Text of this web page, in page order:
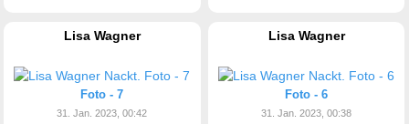
Lisa Wagner
Foto - 7
31. Jan. 2023, 00:42
Lisa Wagner
Foto - 6
31. Jan. 2023, 00:38